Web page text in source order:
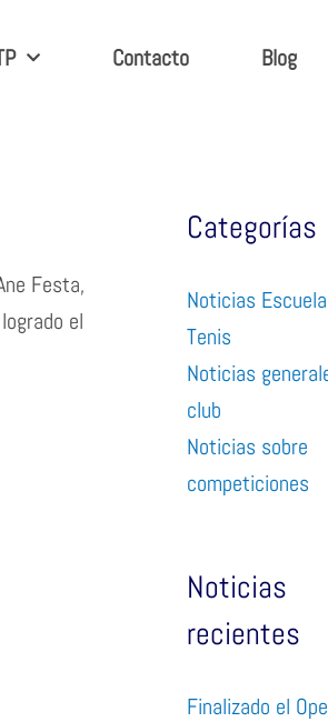
Contacto Blog
Festa,
el
Categorías
Noticias
Tenis
Noticias
club
Noticias sobre
competiciones
Noticias
recientes
Finalizado el